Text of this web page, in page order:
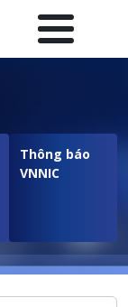
Thông báo
VNNIC